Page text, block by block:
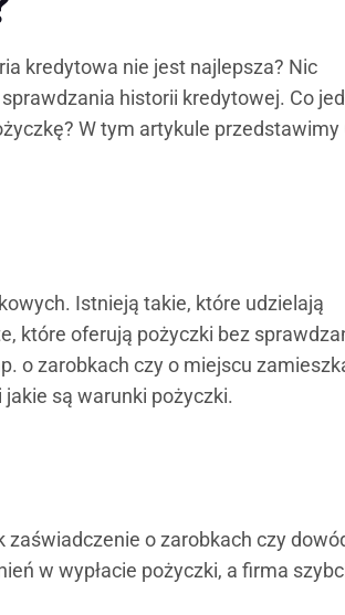
kredytowa nie jest najlepsza? Nic
historii kredytowej. Co
W tym artykule przedstawimy
Istnieją takie, które udzielają
które oferują pożyczki bez
o zarobkach czy o miejscu
są warunki pożyczki.
o zarobkach czy
w wypłacie pożyczki, a firma